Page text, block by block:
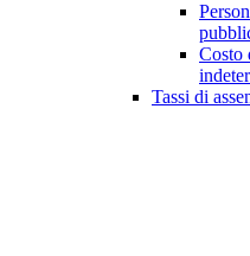
Costo
Tassi di